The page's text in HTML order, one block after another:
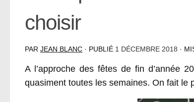
choisir
PAR JEAN BLANC · PUBLIÉ 1 DÉCEMBRE 2018 ·
A l’approche des fêtes de fin d’année
quasiment toutes les semaines. On fait le